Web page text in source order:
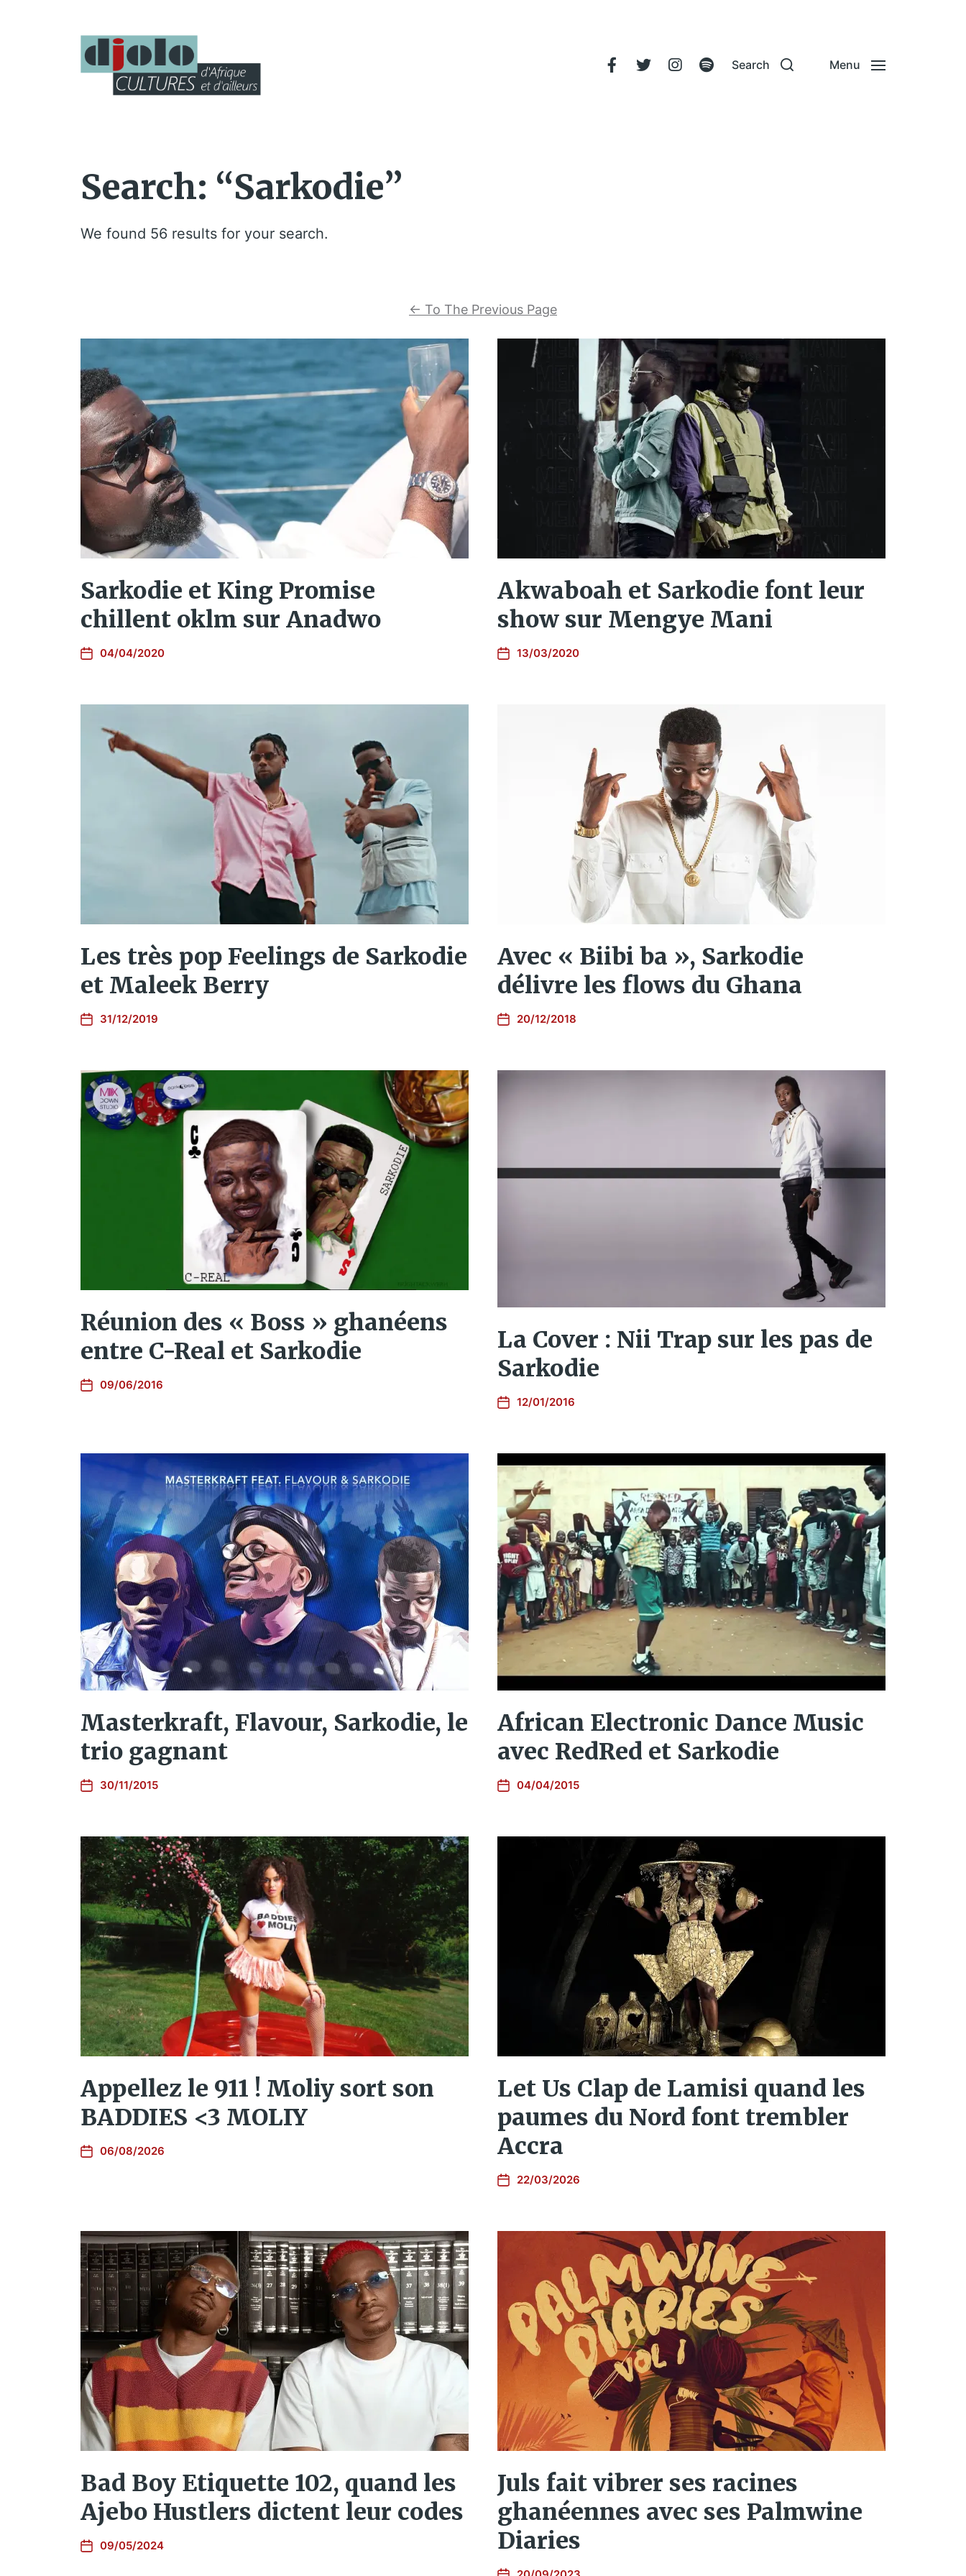
Search Menu
Search: “Sarkodie”
We found 56 results for your search.
← To The Previous Page
Sarkodie et King Promise
chillent oklm sur Anadwo
04/04/2020
Akwaboah et Sarkodie font leur
show sur Mengye Mani
13/03/2020
Les très pop Feelings de Sarkodie
et Maleek Berry
31/12/2019
Avec « Biibi ba », Sarkodie
délivre les flows du Ghana
20/12/2018
Réunion des « Boss » ghanéens
entre C-Real et Sarkodie
09/06/2016
La Cover : Nii Trap sur les pas de
Sarkodie
12/01/2016
Masterkraft, Flavour, Sarkodie, le
trio gagnant
30/11/2015
African Electronic Dance Music
avec RedRed et Sarkodie
04/04/2015
Appellez le 911 ! Moliy sort son
BADDIES <3 MOLIY
06/08/2026
Let Us Clap de Lamisi quand les
paumes du Nord font trembler
Accra
22/03/2026
Bad Boy Etiquette 102, quand les
Ajebo Hustlers dictent leur codes
09/05/2024
Juls fait vibrer ses racines
ghanéennes avec ses Palmwine
Diaries